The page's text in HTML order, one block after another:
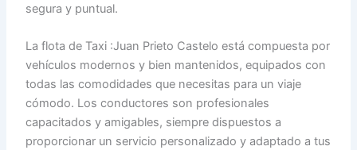
segura y puntual.
La flota de Taxi :Juan Prieto Castelo está compuesta por
vehículos modernos y bien mantenidos, equipados con
todas las comodidades que necesitas para un viaje
cómodo. Los conductores son profesionales
capacitados y amigables, siempre dispuestos a
proporcionar un servicio personalizado y adaptado a tus